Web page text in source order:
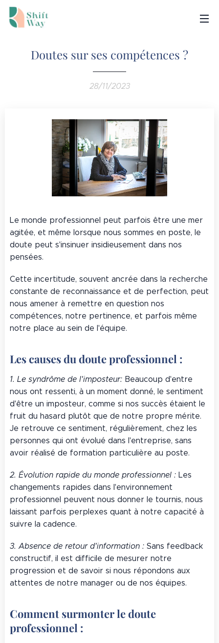
Doutes sur ses compétences ?
28/11/2023
Le monde professionnel peut parfois être une mer
agitée, et même lorsque nous sommes en poste, le
doute peut s'insinuer insidieusement dans nos
pensées.
Cette incertitude, souvent ancrée dans la recherche
constante de reconnaissance et de perfection, peut
nous amener à remettre en question nos
compétences, notre pertinence, et parfois même
notre place au sein de l'équipe.
Les causes du doute professionnel :
1. Le syndrôme de l'imposteur: Beaucoup d'entre
nous ont ressenti, à un moment donné, le sentiment
d'être un imposteur, comme si nos succès étaient le
fruit du hasard plutôt que de notre propre mérite.
Je retrouve ce sentiment, régulièrement, chez les
personnes qui ont évolué dans l'entreprise, sans
avoir réalisé de formation particulière au poste.
2. Évolution rapide du monde professionnel : Les
changements rapides dans l'environnement
professionnel peuvent nous donner le tournis, nous
laissant parfois perplexes quant à notre capacité à
suivre la cadence.
3. Absence de retour d'information : Sans feedback
constructif, il est difficile de mesurer notre
progression et de savoir si nous répondons aux
attentes de notre manager ou de nos équipes.
Comment surmonter le doute
professionnel :